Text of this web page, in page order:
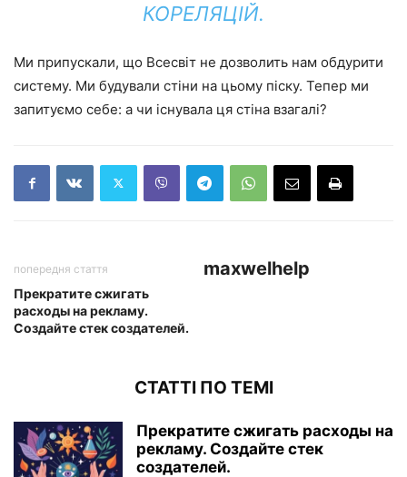
КОРЕЛЯЦІЙ.
Ми припускали, що Всесвіт не дозволить нам обдурити
систему. Ми будували стіни на цьому піску. Тепер ми
запитуємо себе: а чи існувала ця стіна взагалі?
попередня стаття
Прекратите сжигать
расходы на рекламу.
Создайте стек создателей.
maxwelhelp
СТАТТІ ПО ТЕМІ
Прекратите сжигать расходы на
рекламу. Создайте стек
создателей.